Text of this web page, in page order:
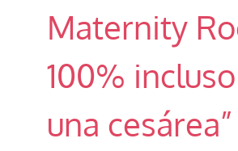
Maternity
100%
una cesárea”